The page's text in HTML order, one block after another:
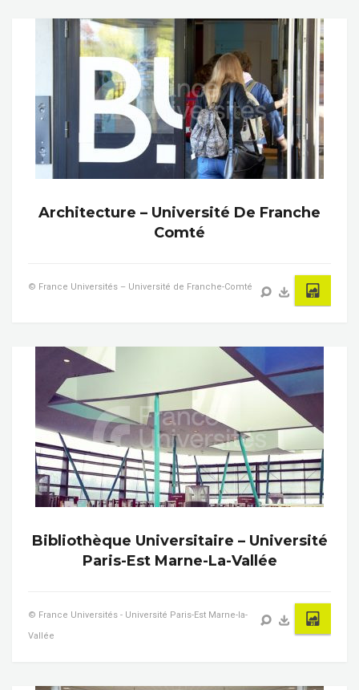
Architecture – Université De Franche
Comté
© France Universités – Université de Franche-Comté
Bibliothèque Universitaire – Université
Paris-Est Marne-La-Vallée
© France Universités - Université Paris-Est Marne-la-
Vallée